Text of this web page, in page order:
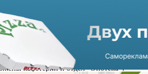
торговой площадью 190 кв. метров
здании в пешей доступности от
Культуры». Всего в магазине
6 тысяч товаров в разных категориях: от
до блюд для разных типов питания,
кафетерий и отдел «Энотека».
нового магазина можно заказать через